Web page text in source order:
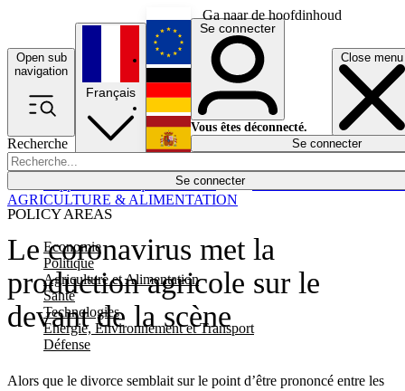
Ga naar de hoofdinhoud
Open sub
navigation
Close menu
Recherche
Se connecter
POLICY AREAS
Economie
Politique
Agriculture et Alimentation
Santé
Technologies
Energie, Environnement et Transport
Défense
Économie
Français
English
Deutsch
Español
Se connecter
Vous êtes déconnecté.
Se connecter
Le coronavirus met la
production agricole sur le
devant de la scène
Alors que le divorce semblait sur le point d’être prononcé entre les
AGRICULTURE & ALIMENTATION